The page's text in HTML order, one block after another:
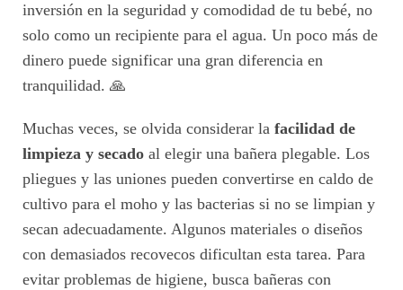
inversión en la seguridad y comodidad de tu bebé, no
solo como un recipiente para el agua. Un poco más de
dinero puede significar una gran diferencia en
tranquilidad. 🙏
Muchas veces, se olvida considerar la facilidad de
limpieza y secado al elegir una bañera plegable. Los
pliegues y las uniones pueden convertirse en caldo de
cultivo para el moho y las bacterias si no se limpian y
secan adecuadamente. Algunos materiales o diseños
con demasiados recovecos dificultan esta tarea. Para
evitar problemas de higiene, busca bañeras con